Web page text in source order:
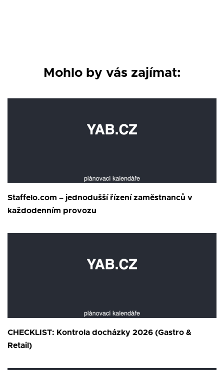
Mohlo by vás zajímat:
Staffelo.com – jednodušší řízení zaměstnanců v
každodenním provozu
CHECKLIST: Kontrola docházky 2026 (Gastro &
Retail)